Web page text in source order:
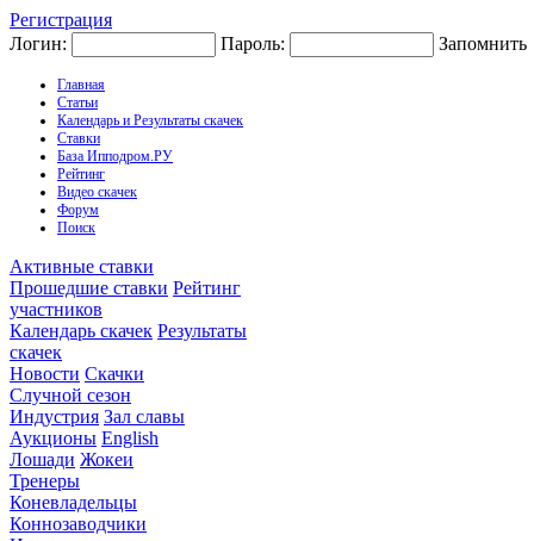
Регистрация
Логин:
Пароль: Запомнить
Главная
Статьи
Календарь и Результаты скачек
Ставки
База Ипподром.РУ
Рейтинг
Видео скачек
Форум
Поиск
Активные ставки
Прошедшие ставки Рейтинг
участников
Календарь скачек Результаты
скачек
Новости Скачки
Случной сезон
Индустрия Зал славы
Аукционы English
Лошади Жокеи
Тренеры
Коневладельцы
Коннозаводчики